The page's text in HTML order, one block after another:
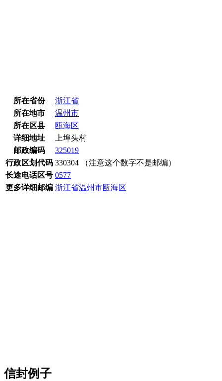
所在省份
浙江省
所在地市
温州市
所在区县
瓯海区
详细地址
上埠头村
邮政编码
325019
行政区划代码 330304 （注意这个数字不是邮编）
长途电话区号 0577
更多详细邮编 浙江省温州市瓯海区
信封例子